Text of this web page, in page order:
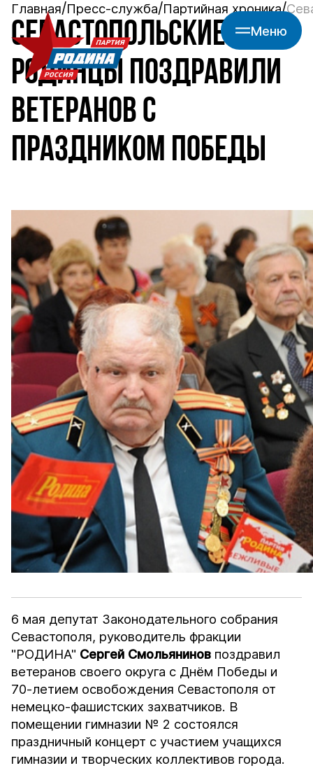
Меню
Главная Пресс-служба Партийная хроника
СЕВАСТОПОЛЬСКИЕ
РОДИНЦЫ ПОЗДРАВИЛИ
ВЕТЕРАНОВ С
ПРАЗДНИКОМ ПОБЕДЫ
6 мая депутат Законодательного собрания
Севастополя, руководитель фракции
"РОДИНА" Сергей Смольянинов поздравил
ветеранов своего округа с Днём Победы и
70-летием освобождения Севастополя от
немецко-фашистских захватчиков. В
помещении гимназии № 2 состоялся
праздничный концерт с участием учащихся
гимназии и творческих коллективов города.